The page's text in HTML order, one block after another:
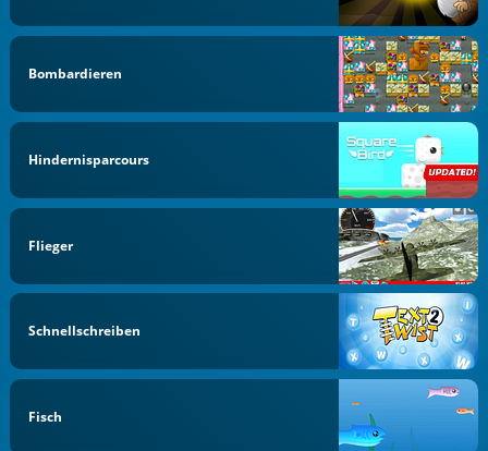
Bombardieren
Hindernisparcours
Flieger
Schnellschreiben
Fisch